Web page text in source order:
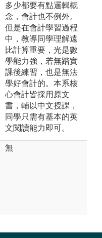
多少都要有點邏輯概
念，會計也不例外。
但是在會計學習過程
中，教導同學理解遠
比計算重要，光是數
學能力強，若無踏實
課後練習，也是無法
學好會計的。本系核
心會計皆採用原文
書，輔以中文授課，
同學只需有基本的英
文閱讀能力即可。
無